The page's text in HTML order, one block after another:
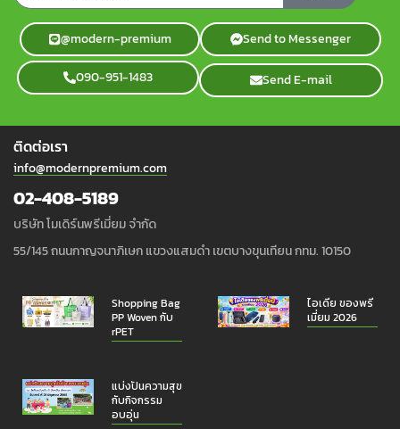
@modern-premium Send to Messenger
090-951-1483 Send E-mail
ติดต่อเรา
info@modernpremium.com
02-408-5189
บริษัท โมเดิร์นพรีเมี่ยม จำกัด
55/145 ถนนกาญจนาภิเษก แขวงแสมดำ เขตบางขุนเทียน กทม. 10150
Shopping Bag
PP Woven กับ
rPET
ไอเดีย ของพรี
เมี่ยม 2026
แบ่งปันความสุข
กับกิจกรรม
อบอุ่น